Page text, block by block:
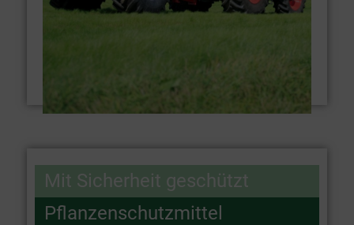
Mit Sicherheit geschützt
Pflanzenschutzmittel